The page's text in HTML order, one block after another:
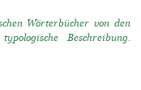
Wörterbücher von den
Beschreibung.